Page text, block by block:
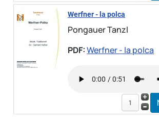
Werfner - la polca
Pongauer Tanzl
PDF:Werfner - la polca